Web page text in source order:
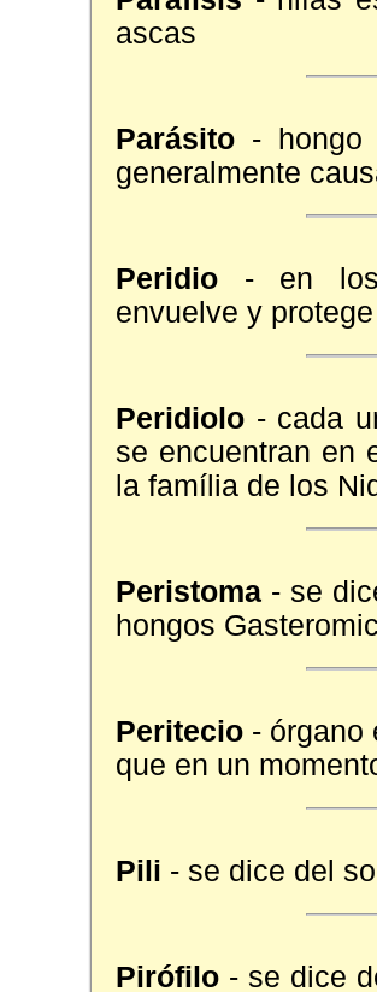
ascas
Parásito - hongo
generalmente
Peridio - en los
envuelve y
Peridiolo - cada
se encuentran en
la família de los
Peristoma - se
hongos
Peritecio - órgano
que en un
Pili - se dice del
Pirófilo - se dice